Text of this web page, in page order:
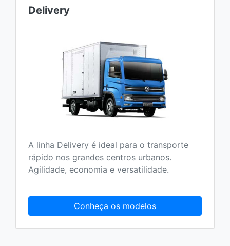
Delivery
A linha Delivery é ideal para o transporte
rápido nos grandes centros urbanos.
Agilidade, economia e versatilidade.
Conheça os modelos